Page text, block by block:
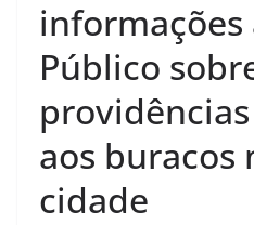
informações
Público
aos buracos
cidade